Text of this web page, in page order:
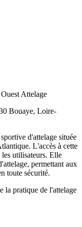
Attelage
Bouaye, Loire-
d'attelage située
L'accès à cette
les utilisateurs. Elle
permettant aux
toute sécurité.
la pratique de l'attelage